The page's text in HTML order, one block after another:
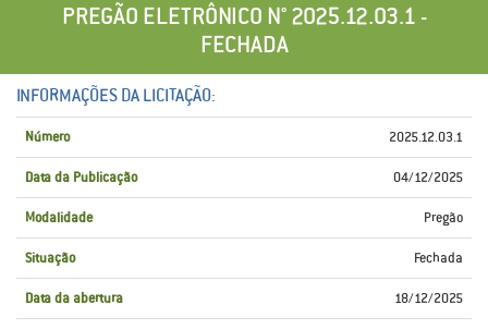
PREGÃO ELETRÔNICO N° 2025.12.03.1 -
FECHADA
INFORMAÇÕES DA LICITAÇÃO:
Número 2025.12.03.1
Data da Publicação 04/12/2025
Modalidade Pregão
Situação Fechada
Data da abertura 18/12/2025